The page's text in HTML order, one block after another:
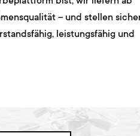
– und stellen
leistungsfähig und